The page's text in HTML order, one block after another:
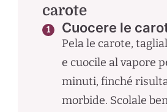
carote
Cuocere le
Pela le carote,
e cuocile al vapore
minuti, finché
morbide. Scolale